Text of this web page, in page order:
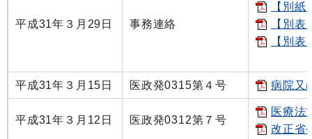
平成31年３月29日 事務連絡
【別
【別
【別
平成31年３月15日 医政発0315第４号 病院又
平成31年３月12日 医政発0312第７号
医療法
改正省